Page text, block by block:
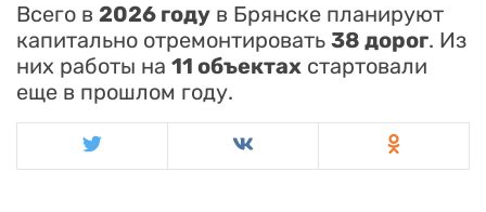
Всего в 2026 году в Брянске планируют
капитально отремонтировать 38 дорог. Из
них работы на 11 объектах стартовали
еще в прошлом году.